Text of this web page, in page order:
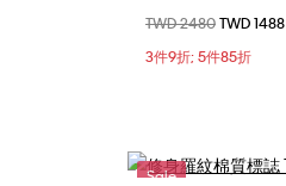
價格扣減從
TWD 2480至
TWD 1488
3件9折; 5件85折
Sale